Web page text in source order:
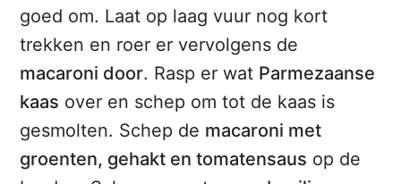
goed om. Laat op laag vuur nog kort
trekken en roer er vervolgens de
macaroni door. Rasp er wat Parmezaanse
kaas over en schep om tot de kaas is
gesmolten. Schep de macaroni met
groenten, gehakt en tomatensaus op de